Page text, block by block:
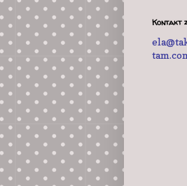
Kontakt